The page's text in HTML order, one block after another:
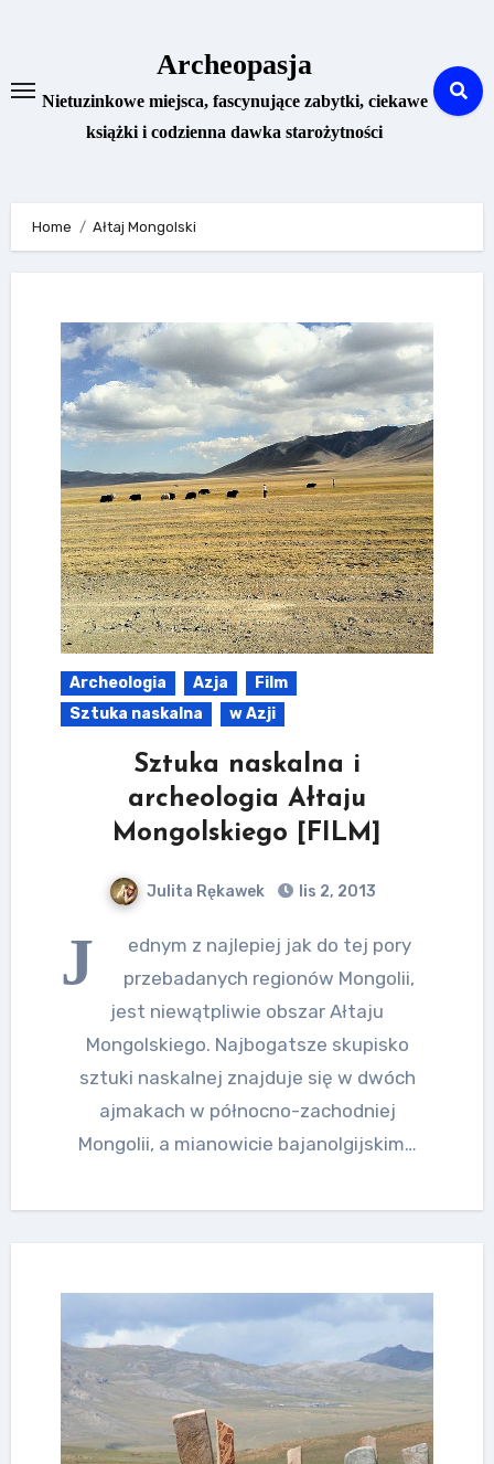
Archeopasja
Nietuzinkowe miejsca, fascynujące zabytki, ciekawe
książki i codzienna dawka starożytności
Home Ałtaj Mongolski
Archeologia Azja
Film
Sztuka naskalna
w Azji
Sztuka naskalna i
archeologia Ałtaju
Mongolskiego [FILM]
Julita Rękawek lis 2, 2013
J
ednym z najlepiej jak do tej pory
przebadanych regionów Mongolii,
jest niewątpliwie obszar Ałtaju
Mongolskiego. Najbogatsze skupisko
sztuki naskalnej znajduje się w dwóch
ajmakach w północno-zachodniej
Mongolii, a mianowicie bajanolgijskim…